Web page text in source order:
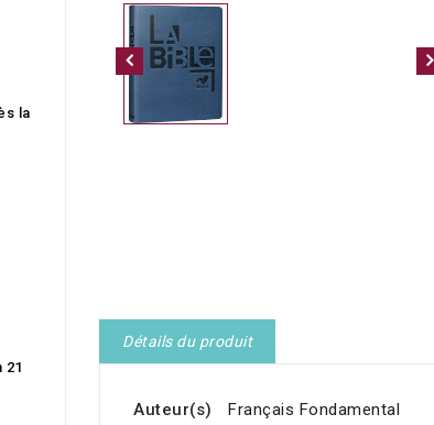
Détails du produit
Auteur(s)
Français Fondamental
la
21